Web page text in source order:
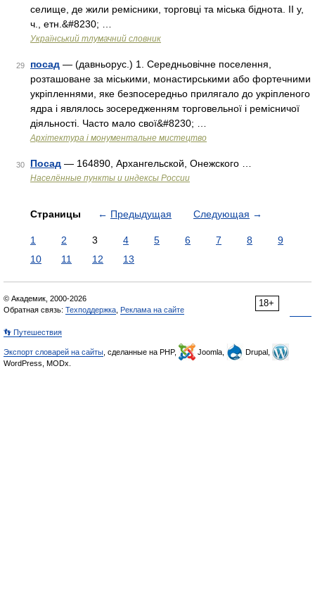
селище, де жили ремісники, торговці та міська біднота. II у,
ч., етн.&#8230; …
Український тлумачний словник
29 посад — (давньорус.) 1. Середньовічне поселення,
розташоване за міськими, монастирськими або фортечними
укріпленнями, яке безпосередньо прилягало до укріпленого
ядра і являлось зосередженням торговельної і ремісничої
діяльності. Часто мало свої&#8230; …
Архітектура і монументальне мистецтво
30 Посад — 164890, Архангельской, Онежского …
Населённые пункты и индексы России
Страницы ← Предыдущая Следующая →
1 2 3 4 5 6 7 8
9
10
11 12 13
18+
© Академик, 2000-2026
Обратная связь: Техподдержка Реклама на сайте
👣 Путешествия
Экспорт словарей на сайты , сделанные на PHP, Joomla,
Drupal,
WordPress, MODx.